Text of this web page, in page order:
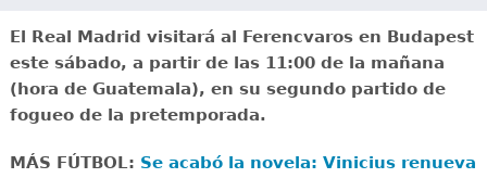
El Real Madrid visitará al Ferencvaros en Budapest
este sábado, a partir de las 11:00 de la mañana
(hora de Guatemala), en su segundo partido de
fogueo de la pretemporada.
MÁS FÚTBOL: Se acabó la novela: Vinicius renueva